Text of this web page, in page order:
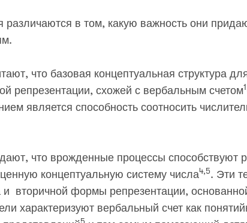
различаются в том, какую важность они
что базовая концептуальная структура
репрезентации, схожей с вербальным счетом
является способность соотносить
что врожденные процессы способствуют
концептуальную систему числа4,5. Эти
и вторичной формы репрезентации,
характеризуют вербальный счет как